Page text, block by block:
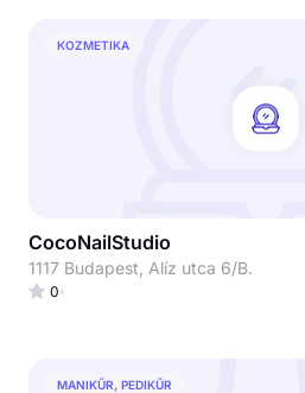
KOZMETIKA
CocoNailStudio
1117 Budapest, Alíz utca 6/B.
0
MANIKŰR, PEDIKŰR